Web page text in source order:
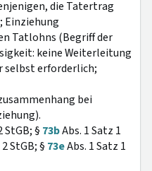
die Tatertrag
Einziehung
Tatlohns (Begriff der
keine Weiterleitung
selbst erforderlich;
bei
StGB; § 73bAbs. 1 Satz 1
StGB; § 73eAbs. 1 Satz 1